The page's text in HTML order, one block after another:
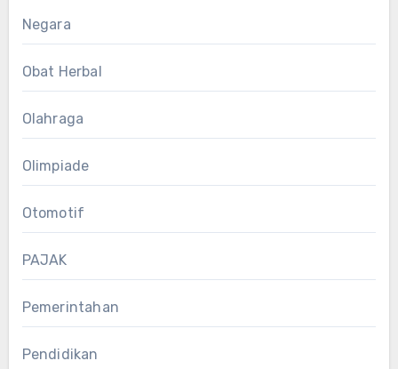
Negara
Obat Herbal
Olahraga
Olimpiade
Otomotif
PAJAK
Pemerintahan
Pendidikan